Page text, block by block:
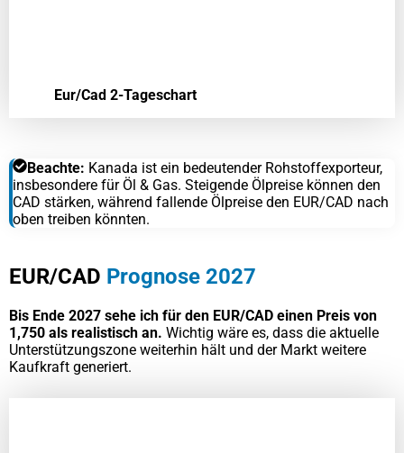
Eur/Cad 2-Tageschart
Beachte: Kanada ist ein bedeutender Rohstoffexporteur,
insbesondere für Öl & Gas. Steigende Ölpreise können den
CAD stärken, während fallende Ölpreise den EUR/CAD nach
oben treiben könnten.
EUR/CAD Prognose 2027
Bis Ende 2027 sehe ich für den EUR/CAD einen Preis von
1,750 als realistisch an. Wichtig wäre es, dass die aktuelle
Unterstützungszone weiterhin hält und der Markt weitere
Kaufkraft generiert.